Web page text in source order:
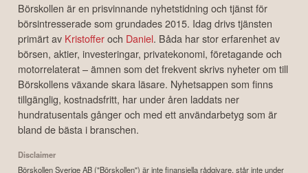
Börskollen är en prisvinnande nyhetstidning och tjänst för
börsintresserade som grundades 2015. Idag drivs tjänsten
primärt av Kristofferoch Daniel. Båda har stor erfarenhet av
börsen, aktier, investeringar, privatekonomi, företagande och
motorrelaterat – ämnen som det frekvent skrivs nyheter om till
Börskollens växande skara läsare. Nyhetsappen som finns
tillgänglig, kostnadsfritt, har under åren laddats ner
hundratusentals gånger och med ett användarbetyg som är
bland de bästa i branschen.
Disclaimer
Börskollen Sverige AB ("Börskollen") är inte finansiella rådgivare, står inte under